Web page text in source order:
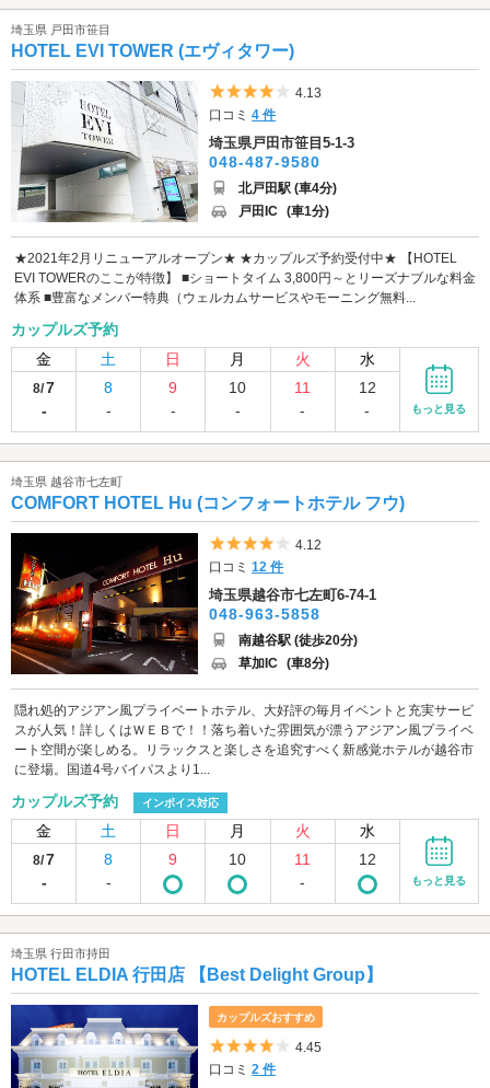
埼玉県 戸田市笹目
HOTEL EVI TOWER (エヴィタワー)
5つ星のうち4
4.13
口コミ4 件
埼玉県戸田市笹目5-1-3
048-487-9580
北戸田駅 (車4分)
戸田IC (車1分)
★2021年2月リニューアルオープン★ ★カップルズ予約受付中★ 【HOTEL
EVI TOWERのここが特徴】 ■ショートタイム 3,800円～とリーズナブルな料金
体系 ■豊富なメンバー特典（ウェルカムサービスやモーニング無料...
カップルズ予約
金
土 日 月 火 水
8/7
-
8
-
9
-
10
-
11
-
12
-
もっと見る
埼玉県 越谷市七左町
COMFORT HOTEL Hu (コンフォートホテル フウ)
5つ星のうち4
4.12
口コミ12 件
埼玉県越谷市七左町6-74-1
048-963-5858
南越谷駅 (徒歩20分)
草加IC (車8分)
隠れ処的アジアン風プライベートホテル、大好評の毎月イベントと充実サービ
スが人気！詳しくはＷＥＢで！！落ち着いた雰囲気が漂うアジアン風プライベ
ート空間が楽しめる。リラックスと楽しさを追究すべく新感覚ホテルが越谷市
に登場。国道4号バイパスより1...
カップルズ予約 インボイス対応
金 土 日 月 火 水
8/7
-
8
-
9 10
11
-
12
もっと見る
埼玉県 行田市持田
HOTEL ELDIA 行田店 【Best Delight Group】
カップルズおすすめ
5つ星のうち4
4.45
口コミ2 件